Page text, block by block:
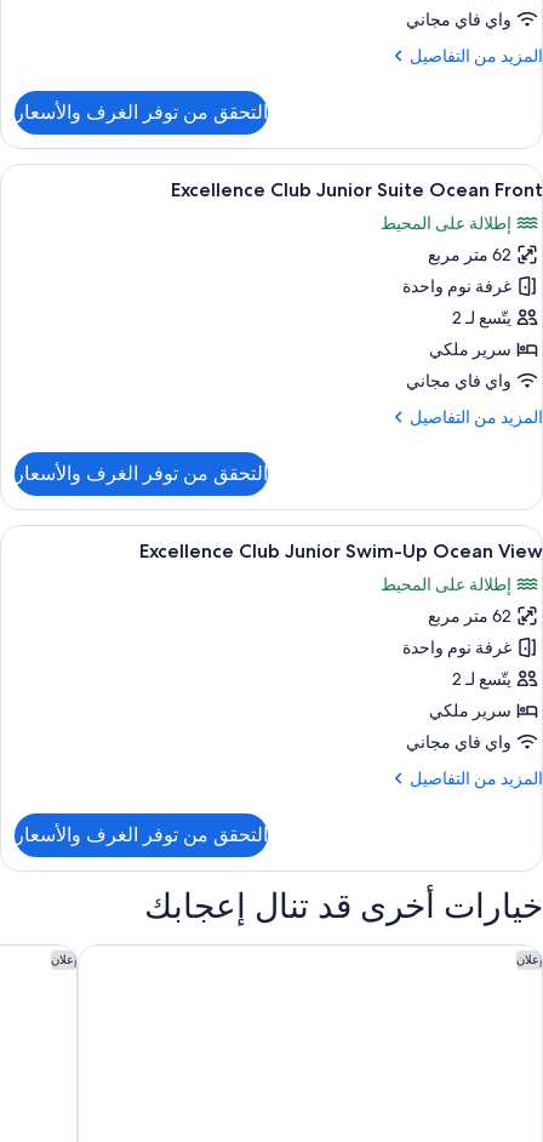
واي فاي مجاني
المزيد من التفاصيل
المزيد
Junior
Suite
Ocean
التحقق من توفر الغرف والأسعار
استعراض
جميع
صور
Excellence
Club
Junior
Suite
Ocean
Front
أغطية فراش متميزة وأسرّة بطبقة علوية
7
Excellence Club Junior Suite Ocean Front
إطلالة على المحيط
62 متر مربع
غرفة نوم واحدة
يتّسع لـ 2
سرير ملكي
واي فاي مجاني
المزيد من التفاصيل
المزيد
Excellence
Club
Junior
Ocean
Front
التحقق من توفر الغرف والأسعار
استعراض
جميع
صور
Excellence
Club
Junior
Swim-
Up
Ocean
View
7
Excellence Club Junior Swim-Up Ocean View
إطلالة على المحيط
62 متر مربع
غرفة نوم واحدة
يتّسع لـ 2
سرير ملكي
واي فاي مجاني
المزيد من التفاصيل
المزيد
Excellence
Junior
Swim-
Up
Ocean
التحقق من توفر الغرف والأسعار
خيارات أخرى قد تنال إعجابك
إعلان
هوليداي إن كلوب فاكيشنز غراند ريزيدنسز باي آيتش جي إعلان
والدورف